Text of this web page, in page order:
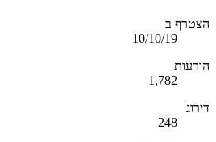
הצטרף ב
10/10/19
הודעות
1,782
דירוג
248